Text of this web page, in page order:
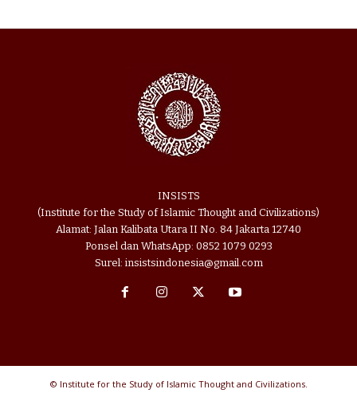
INSISTS
(Institute for the Study of Islamic Thought and Civilizations)
Alamat: Jalan Kalibata Utara II No. 84 Jakarta 12740
Ponsel dan WhatsApp: 0852 1079 0293
Surel: insistsindonesia@gmail.com
© Institute for the Study of Islamic Thought and Civilizations.